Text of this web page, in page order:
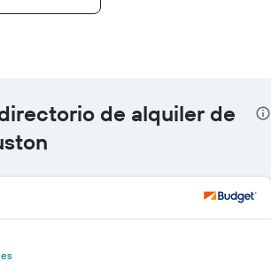
de alquiler de